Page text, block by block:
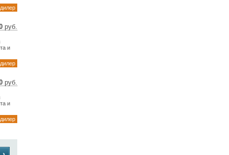
руб.
€
и
руб.
€
и